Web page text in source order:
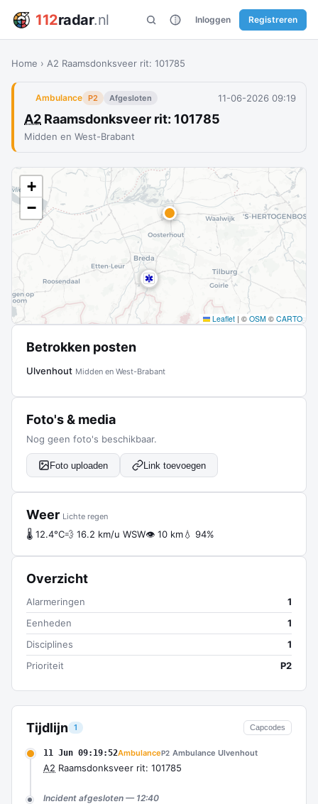
112radar.nl Inloggen Registreren
Home › A2 Raamsdonksveer rit: 101785
Ambulance P2 Afgesloten 11-06-2026 09:19
A2 Raamsdonksveer rit: 101785
Midden en West-Brabant
Tijdlijn 1 Capcodes
11 Jun 09:19:52AmbulanceP2 Ambulance Ulvenhout
A2 Raamsdonksveer rit: 101785
Incident afgesloten — 12:40
+
−
Leaflet | © OSM © CARTO
Betrokken posten
Ulvenhout Midden en West-Brabant
Foto's & media
Nog geen foto's beschikbaar.
Foto uploaden Link toevoegen
Weer Lichte regen
🌡 12.4°C💨 16.2 km/u WSW👁 10 km💧 94%
Overzicht
Alarmeringen
1
Eenheden
1
Disciplines
1
Prioriteit
P2